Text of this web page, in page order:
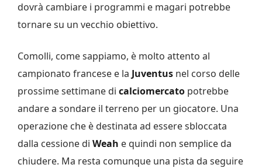
dovrà cambiare i programmi e magari potrebbe
tornare su un vecchio obiettivo.
Comolli, come sappiamo, è molto attento al
campionato francese e la Juventus nel corso delle
prossime settimane di calciomercato potrebbe
andare a sondare il terreno per un giocatore. Una
operazione che è destinata ad essere sbloccata
dalla cessione di Weah e quindi non semplice da
chiudere. Ma resta comunque una pista da seguire